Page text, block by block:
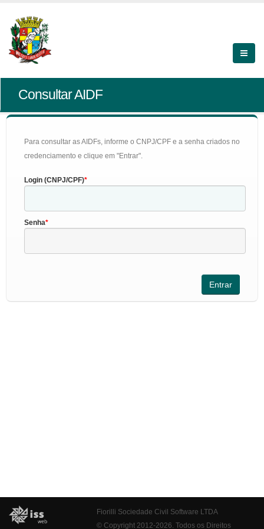
Consultar AIDF
Para consultar as AIDFs, informe o CNPJ/CPF e a senha criados no
credenciamento e clique em "Entrar".
Login (CNPJ/CPF)
Senha
Fiorilli Sociedade Civil Software LTDA
© Copyright 2012-2026. Todos os Direitos